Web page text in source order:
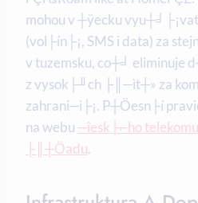
mohou v ┼ÿecku
(vol├ín├¡, SMS i data) za
v tuzemsku, co┼╛ eliminuje
z vysok├╜ch ├║─ìt┼» za
zahrani─ì├¡. P┼Öesn├í
na webu─îesk├⌐ho
├║┼Öadu.